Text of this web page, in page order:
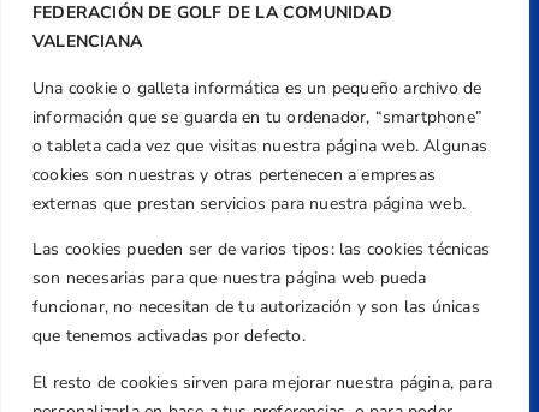
FEDERACIÓN DE GOLF DE LA COMUNIDAD
VALENCIANA
Una cookie o galleta informática es un pequeño archivo de
información que se guarda en tu ordenador, “smartphone”
o tableta cada vez que visitas nuestra página web. Algunas
cookies son nuestras y otras pertenecen a empresas
externas que prestan servicios para nuestra página web.
Las cookies pueden ser de varios tipos: las cookies técnicas
son necesarias para que nuestra página web pueda
funcionar, no necesitan de tu autorización y son las únicas
que tenemos activadas por defecto.
El resto de cookies sirven para mejorar nuestra página, para
Dirección
Centre de L´Esport, Carrer d'Isaac Peral i
Caballero, Nº 5, Despachos 2 y 3, 46980,
Valencia
+34 961 367 799
Email
federacion@golfcv.com
Aviso Legal